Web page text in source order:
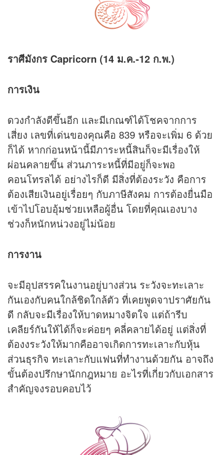
ราศีมังกร Capricorn (14 ม.ค.-12 ก.พ.)
การเงิน
ดวงกำลังดีขึ้นอีก และมีเกณฑ์ได้โชคจากการ
เสี่ยง เลขที่เด่นของคุณคือ 839 หรือจะเพิ่ม 6 ด้วย
ก็ได้ หากก่อนหน้านี้มีภาระหนี้สินก็จะมีเรื่องให้
ผ่อนคลายขึ้น ส่วนภาระหนี้ที่มีอยู่ก็จะพอ
คอนโทรลได้ อย่างไรก็ดี มีสิ่งที่ต้องระวัง คือการ
ต้องเสียเงินอยู่เรื่อยๆ กับภาษีสังคม การต้องยื่นมือ
เข้าไปโอบอุ้มช่วยเหลือผู้อื่น โดยที่คุณเองบาง
ช่วงก็หนักหน่วงอยู่ไม่น้อย
การงาน
จะมีอุปสรรคในงานอยู่บางส่วน ระวังจะทะเลาะ
กันเองกับคนใกล้ชิดใกล้ตัว ที่เคยพูดจาปราศัยกัน
ดี กลับจะมีเรื่องให้บาดหมางจิตใจ แต่ถ้ารีบ
เคลียร์กันให้ได้ก็จะค่อยๆ คลี่คลายได้อยู่ แต่สิ่งที่
ต้องงระวังให้มากคืออาจเกิดการทะเลาะกับหุ้น
ส่วนธุรกิจ ทะเลาะกับแฟนที่ทำงานด้วยกัน อาจถึง
ขั้นต้องปรึกษานักกฎหมาย อะไรที่เกี่ยวกับเอกสาร
สำคัญจงรอบคอบไว้